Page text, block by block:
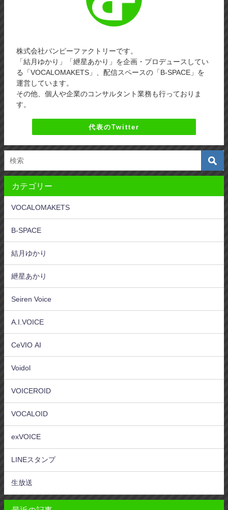
株式会社バンピーファクトリーです。
「結月ゆかり」「紲星あかり」を企画・プロデュースしてい
る「VOCALOMAKETS」、配信スペースの「B-SPACE」を
運営しています。
その他、個人や企業のコンサルタント業務も行っておりま
す。
代表のTwitter
カテゴリー
VOCALOMAKETS
B-SPACE
結月ゆかり
紲星あかり
Seiren Voice
A.I.VOICE
CeVIO AI
Voidol
VOICEROID
VOCALOID
exVOICE
LINEスタンプ
生放送